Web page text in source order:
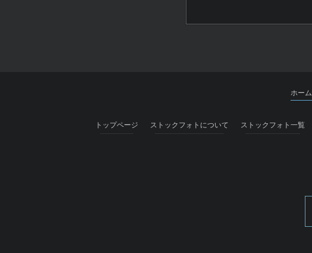
ホーム
トップページ ストックフォトについて ストックフォト一覧